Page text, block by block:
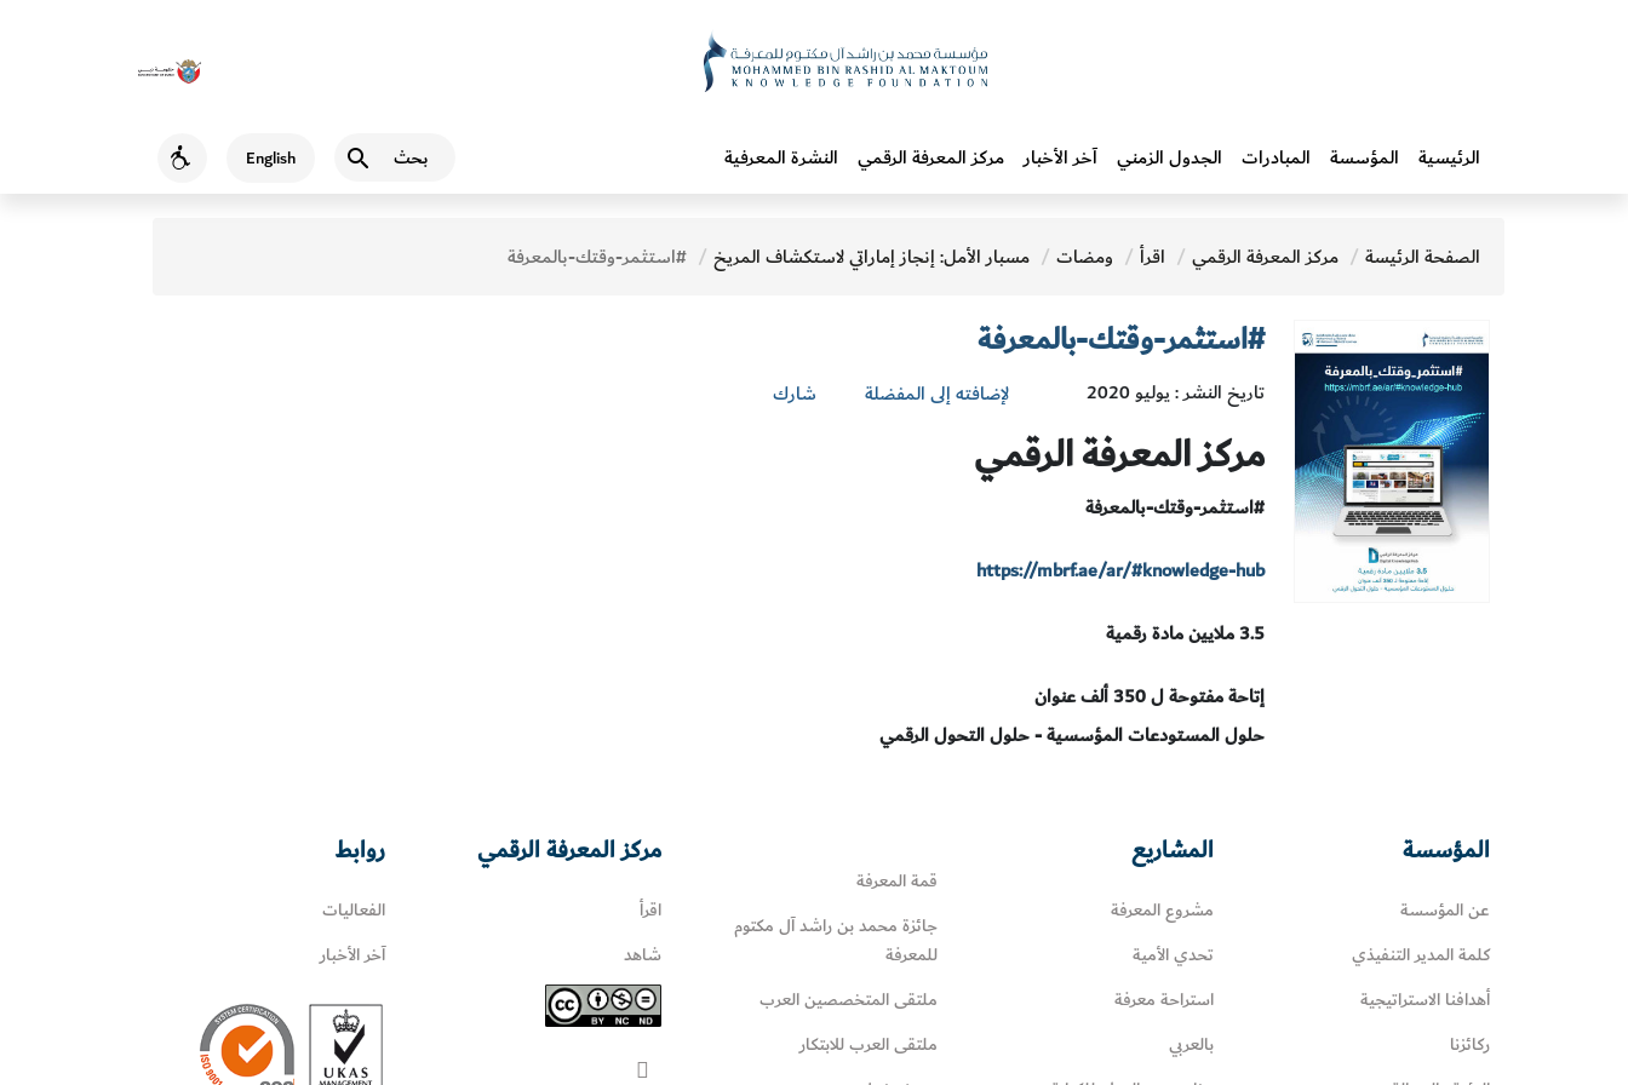
English
Accessibility الرئيسية المؤسسة المبادرات‎ الجدول الزمني آخر الأخبار مركز المعرفة الرقمي النشرة المعرفية
الصفحة الرئيسة مركز المعرفة الرقمي اقرأ ومضات مسبار الأمل: إنجاز إماراتي لاستكشاف المريخ #استثمر-وقتك-بالمعرفة
#استثمر-وقتك-بالمعرفة
تاريخ النشر : يوليو 2020 لإضافته إلى المفضلة شارك
مركز المعرفة الرقمي
#استثمر-وقتك-بالمعرفة
https://mbrf.ae/ar/#knowledge-hub
3.5 ملايين مادة رقمية
إتاحة مفتوحة ل 350 ألف عنوان
حلول المستودعات المؤسسية - حلول التحول الرقمي
المؤسسة
عن المؤسسة
كلمة المدير التنفيذي
أهدافنا الاستراتيجية
ركائزنا
المشاريع
مشروع المعرفة
تحدي الأمية
استراحة معرفة
بالعربي
قمة المعرفة
جائزة محمد بن راشد آل مكتوم
للمعرفة
ملتقى المتخصصين العرب
ملتقى العرب للابتكار
مركز المعرفة الرقمي
اقرأ
شاهد
روابط
الفعاليات
آخر الأخبار